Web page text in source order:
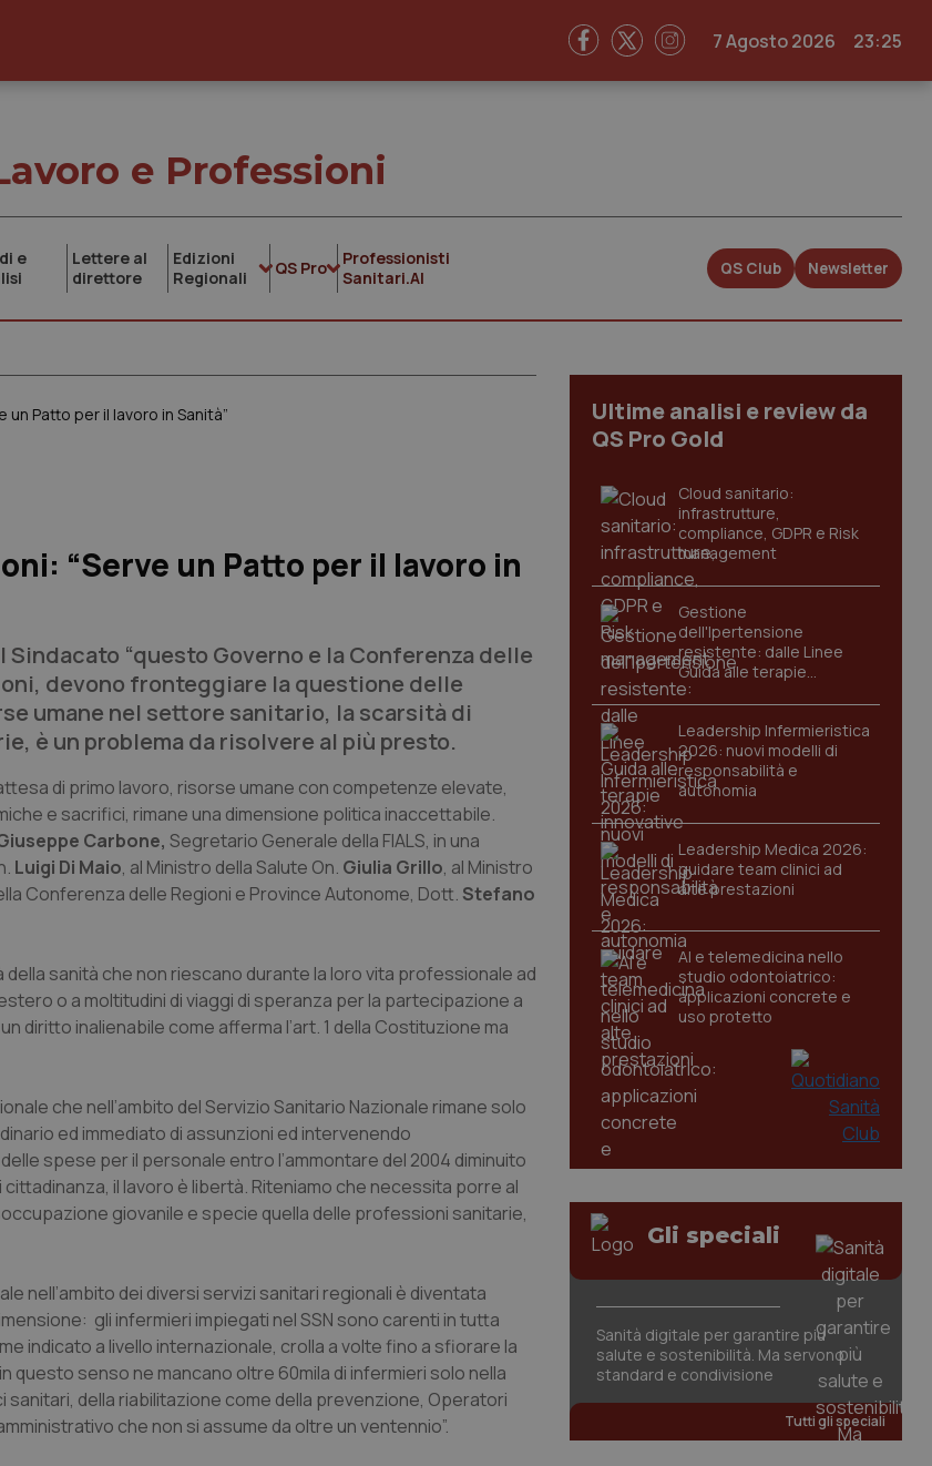
7 Agosto 2026 23:25
e Professioni
e
Lettere al
direttore
Edizioni
Regionali
QS Pro
Professionisti
Sanitari.AI
QS Club Newsletter
un Patto per il lavoro in Sanità”
“Serve un Patto per il lavoro in
Sindacato “questo Governo e la Conferenza delle
devono fronteggiare la questione delle
umane nel settore sanitario, la scarsità di
è un problema da risolvere al più presto.
di primo lavoro, risorse umane con competenze elevate,
e sacrifici, rimane una dimensione politica inaccettabile.
Carbone, Segretario Generale della FIALS, in una
Luigi Di Maio, al Ministro della Salute On. Giulia Grillo, al Ministro
Conferenza delle Regioni e Province Autonome, Dott. Stefano
sanità che non riescano durante la loro vita professionale ad
o a moltitudini di viaggi di speranza per la partecipazione a
diritto inalienabile come afferma l’art. 1 della Costituzione ma
che nell’ambito del Servizio Sanitario Nazionale rimane solo
ed immediato di assunzioni ed intervenendo
spese per il personale entro l’ammontare del 2004 diminuito
il lavoro è libertà. Riteniamo che necessita porre al
giovanile e specie quella delle professioni sanitarie,
nell’ambito dei diversi servizi sanitari regionali è diventata
gli infermieri impiegati nel SSN sono carenti in tutta
indicato a livello internazionale, crolla a volte fino a sfiorare la
senso ne mancano oltre 60mila di infermieri solo nella
della riabilitazione come della prevenzione, Operatori
che non si assume da oltre un ventennio”.
Ultime analisi e review da
QS Pro Gold
Cloud sanitario:
infrastrutture,
compliance, GDPR e Risk
management
Gestione
dell'Ipertensione
resistente: dalle Linee
Guida alle terapie
innovative
Leadership Infermieristica
2026: nuovi modelli di
responsabilità e
autonomia
Leadership Medica 2026:
guidare team clinici ad
alte prestazioni
AI e telemedicina nello
studio odontoiatrico:
applicazioni concrete e
uso protetto
Gli speciali
Sanità digitale per garantire più
salute e sostenibilità. Ma servono
standard e condivisione
Tutti gli speciali